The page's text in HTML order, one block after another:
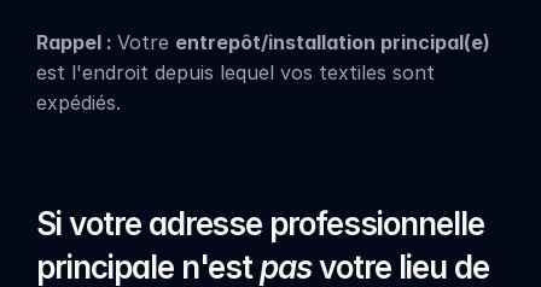
Rappel : Votre entrepôt/installation principal(e)
est l'endroit depuis lequel vos textiles sont
expédiés.
Si votre adresse professionnelle
principale n'est pas votre lieu de